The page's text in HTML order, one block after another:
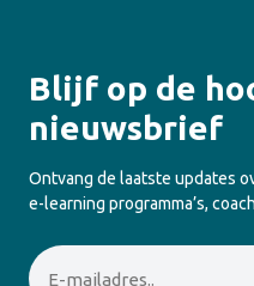
Blijf op de
nieuwsbrief
Ontvang de laatste updates
e-learning programma’s,
Email